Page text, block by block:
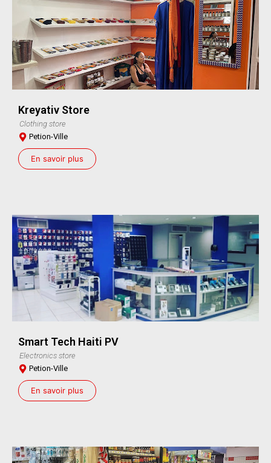
Kreyativ Store
Clothing store
Petion-Ville
En savoir plus
Smart Tech Haiti PV
Electronics store
Petion-Ville
En savoir plus